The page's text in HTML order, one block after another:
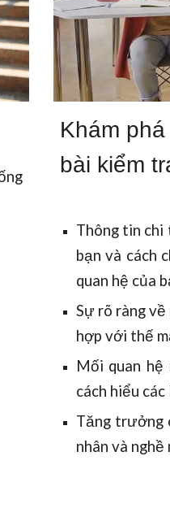
Khám
bài kiểm
Thông tin chi
bạn và cách
quan hệ của
Sự rõ ràng
hợp với thế
Mối quan
cách hiểu
Tăng trưởng
nhân và